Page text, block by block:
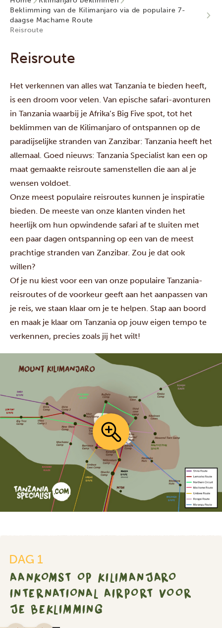
Beklimming van de Kilimanjaro via de populaire 7-
daagse Machame Route
Reisroute
Reisroute
Het verkennen van alles wat Tanzania te bieden heeft,
is een droom voor velen. Van epische safari-avonturen
in Tanzania waarbij je Afrika’s Big Five spot, tot het
beklimmen van de Kilimanjaro of ontspannen op de
paradijselijke stranden van Zanzibar: Tanzania heeft het
allemaal. Goed nieuws: Tanzania Specialist kan een op
maat gemaakte reisroute samenstellen die aan al je
wensen voldoet.
Onze meest populaire reisroutes kunnen je inspiratie
bieden. De meeste van onze klanten vinden het
heerlijk om hun opwindende safari af te sluiten met
een paar dagen ontspanning op een van de meest
prachtige stranden van Zanzibar. Zou je dat ook
willen?
Of je nu kiest voor een van onze populaire Tanzania-
reisroutes of de voorkeur geeft aan het aanpassen van
je reis, we staan klaar om je te helpen. Stap aan boord
en maak je klaar om Tanzania op jouw eigen tempo te
verkennen, precies zoals jij het wilt!
DAG 1
AANKOMST OP KILIMANJARO
INTERNATIONAL AIRPORT VOOR
JE BEKLIMMING
Kilimanjaro
International
Airport
voor
je
beklimming
Shose